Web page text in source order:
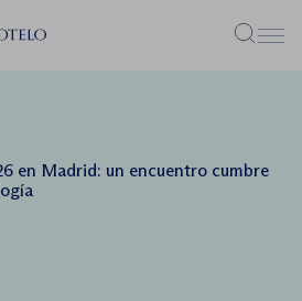
Menú
en Madrid: un encuentro cumbre